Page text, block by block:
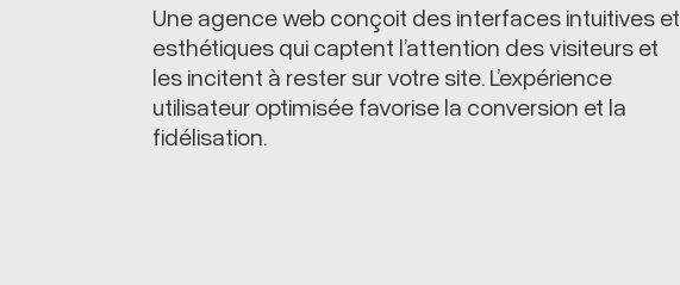
Une agence web conçoit des interfaces intuitives et
esthétiques qui captent l’attention des visiteurs et
les incitent à rester sur votre site. L’expérience
utilisateur optimisée favorise la conversion et la
fidélisation.